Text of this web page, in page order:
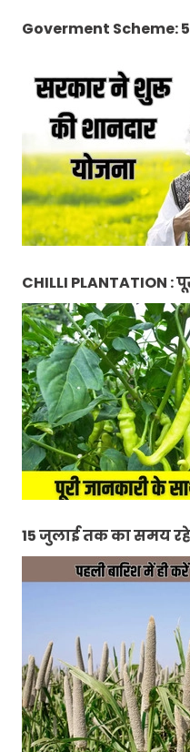
Goverment Scheme:
CHILLI PLANTATION
15 जुलाई तक का समय
बीज की बुवाई